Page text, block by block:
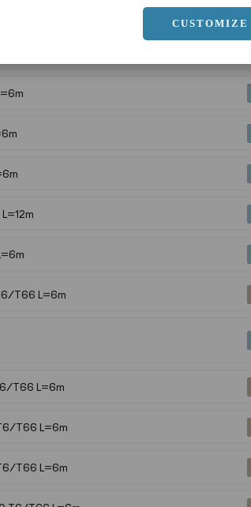
CUSTOMIZE
L=6m
T66 L=6m
T66 L=6m
T66 L=6m
T66 L=6m